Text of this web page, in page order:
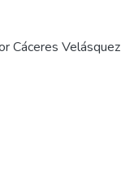
Cáceres Velásquez